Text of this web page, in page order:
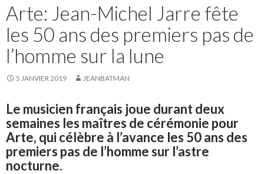
Arte: Jean-Michel Jarre fête
les 50 ans des premiers pas de
l’homme sur la lune
5 JANVIER 2019 JEANBATMAN
Le musicien français joue durant deux
semaines les maîtres de cérémonie pour
Arte, qui célèbre à l’avance les 50 ans des
premiers pas de l’homme sur l’astre
nocturne.